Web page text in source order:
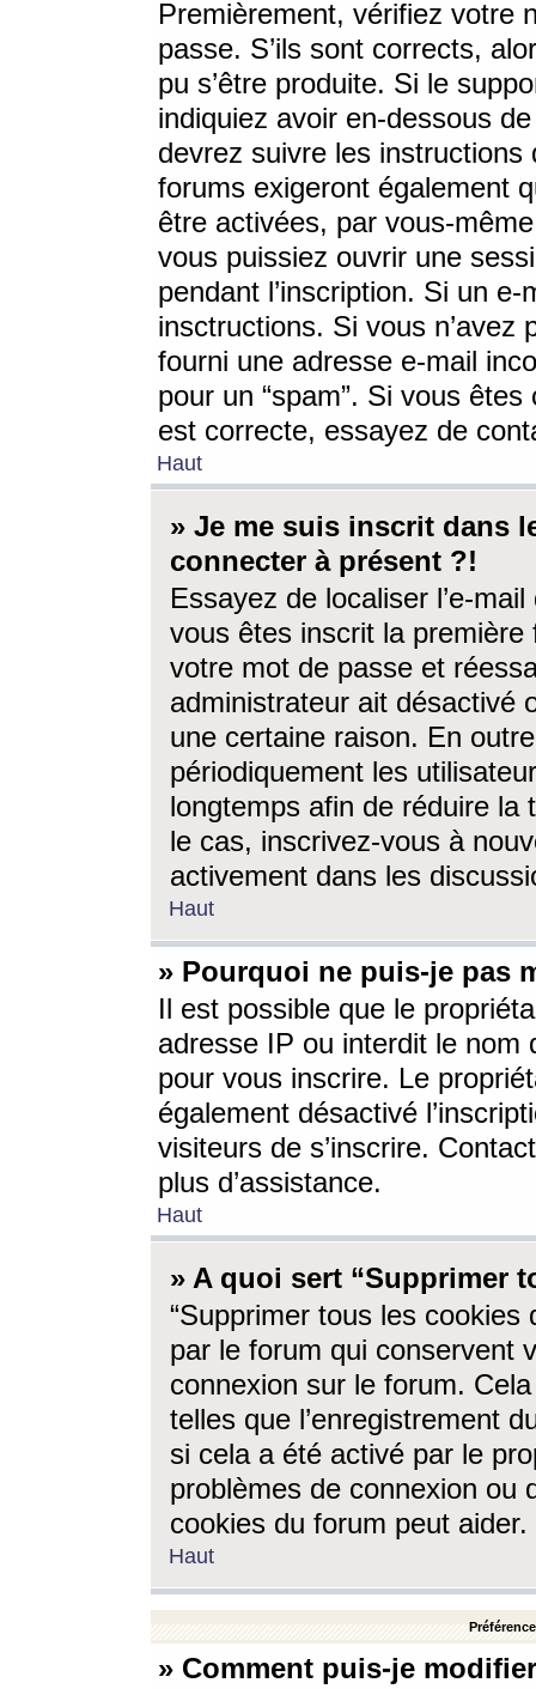
Premièrement, vérifiez votre
passe. S’ils sont corrects,
pu s’être produite. Si le
indiquiez avoir en-dessous
devrez suivre les
forums exigeront également
être activées, par vous-
vous puissiez ouvrir une
pendant l’inscription. Si un
insctructions. Si vous n’avez
fourni une adresse e-mail
pour un “spam”. Si vous
est correcte, essayez de
Haut
» Je me suis inscrit dans
connecter à présent ?!
Essayez de localiser l’e-
vous êtes inscrit la première
votre mot de passe et
administrateur ait désactivé
une certaine raison. En
périodiquement les
longtemps afin de réduire la
le cas, inscrivez-vous à
activement dans les
Haut
» Pourquoi ne puis-je pas
Il est possible que le
adresse IP ou interdit le nom
pour vous inscrire. Le
également désactivé
visiteurs de s’inscrire.
plus d’assistance.
Haut
» A quoi sert “Supprimer
“Supprimer tous les cookies
par le forum qui conservent
connexion sur le forum.
telles que l’enregistrement
si cela a été activé par le
problèmes de connexion ou
cookies du forum peut aider.
Haut
» Comment puis-je